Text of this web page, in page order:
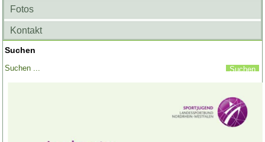
Fotos
Kontakt
Suchen